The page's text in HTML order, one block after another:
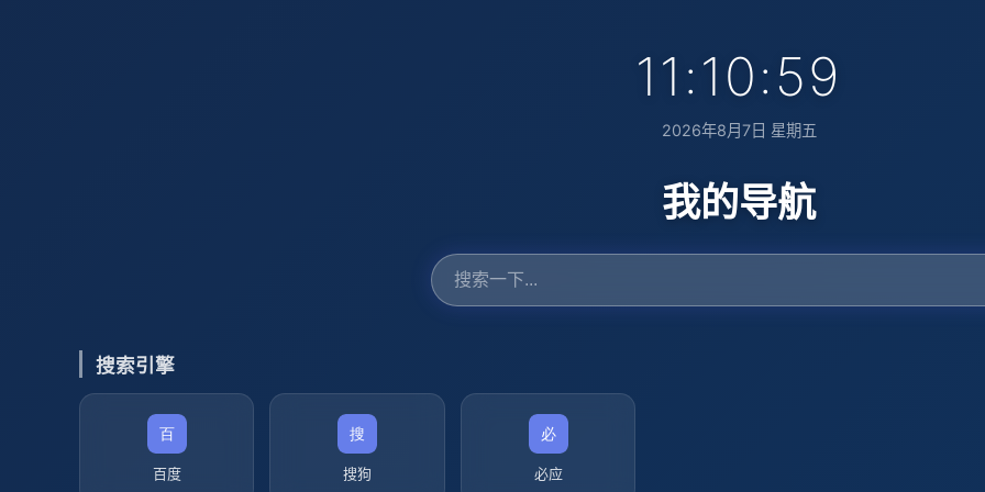
11:11:00
2026年8月7日 星期五
我的导航
搜索引擎
百度 搜狗 必应